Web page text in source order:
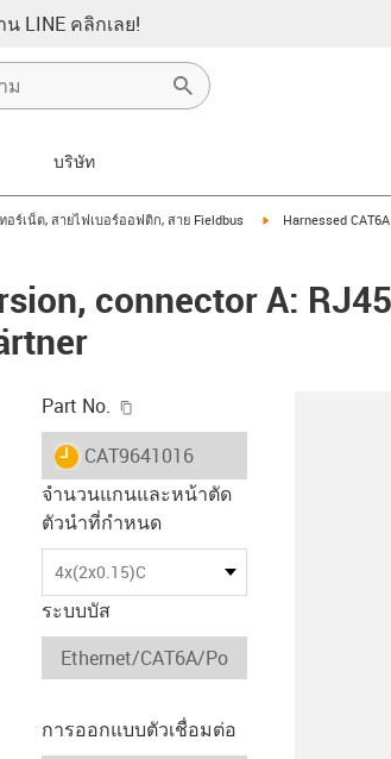
LINE คลิกเลย!
บริษัท
อร์เน็ต, สายไฟเบอร์ออฟติก, สาย Fieldbus igus-icon-arrow-right
Harnessed
connector A:
Part No.
igus-icon-lieferzeit
CAT9641016
จำนวนแกนและหน้าตัด
ตัวนำที่กำหนด
4x(2x0.15)C
ระบบบัส
การออกแบบตัวเชื่อมต่อ